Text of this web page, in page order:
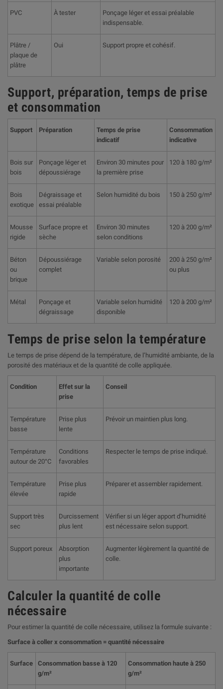
PVC À tester
Ponçage léger et essai préalable
indispensable.
Plâtre /
plaque de
plâtre
Oui Support propre et cohésif.
Support, préparation, temps de prise
et consommation
Support Préparation
Temps de prise
indicatif
Consommation
indicative
Bois sur
bois
Ponçage léger et
dépoussiérage
Environ 30 minutes pour
la première prise
120 à 180 g/m²
Bois
exotique
Dégraissage et
essai préalable
Selon humidité du bois 150 à 250 g/m²
Mousse
rigide
Surface propre et
sèche
Environ 30 minutes
selon conditions
120 à 200 g/m²
Béton
ou
brique
Dépoussiérage
complet
Variable selon porosité
200 à 250 g/m²
ou plus
Métal
Ponçage et
dégraissage
Variable selon humidité
disponible
120 à 200 g/m²
Temps de prise selon la température
Le temps de prise dépend de la température, de l’humidité ambiante, de la
porosité des matériaux et de la quantité de colle appliquée.
Condition
Effet sur la
prise
Conseil
Température
basse
Prise plus
lente
Prévoir un maintien plus long.
Température
autour de 20°C
Conditions
favorables
Respecter le temps de prise indiqué.
Température
élevée
Prise plus
rapide
Préparer et assembler rapidement.
Support très
sec
Durcissement
plus lent
Vérifier si un léger apport d’humidité
est nécessaire selon support.
Support poreux
Absorption
plus
importante
Augmenter légèrement la quantité de
colle.
Calculer la quantité de colle
nécessaire
Pour estimer la quantité de colle nécessaire, utilisez la formule suivante :
Surface à coller x consommation = quantité nécessaire
Surface
Consommation basse à 120
g/m²
Consommation haute à 250
g/m²